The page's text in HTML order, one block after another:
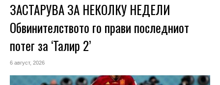
ЗАСТАРУВА ЗА НЕКОЛКУ НЕДЕЛИ
Обвинителството го прави последниот
потег за ‘Талир 2’
6 август, 2026